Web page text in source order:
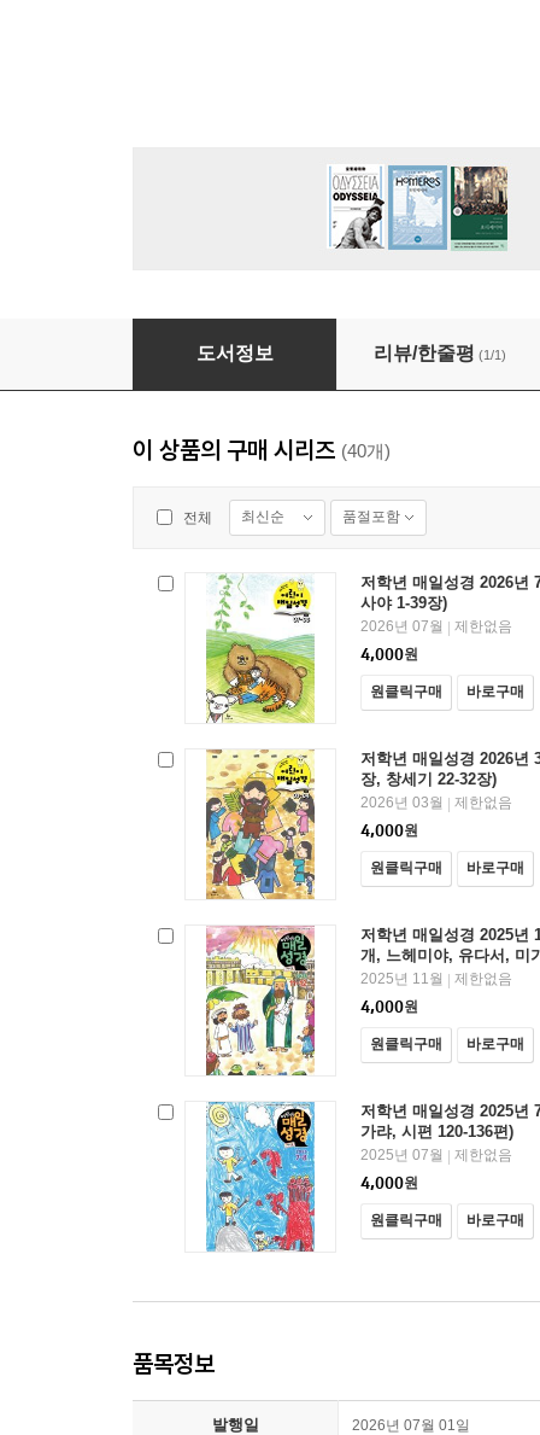
저학년 매일성경 2026년 7-8월호(시편 1-15편,
도서정보 리뷰/한줄평 (1/1)
이 상품의 구매 시리즈 (40개)
전체 최신순 품절포함
저학년 매일성경 2026년
사야 1-39장)
2026년 07월 | 제한없음
4,000원
원클릭구매 바로구매
저학년 매일성경 2026년
장, 창세기 22-32장)
2026년 03월 | 제한없음
4,000원
원클릭구매 바로구매
저학년 매일성경 2025년
개, 느헤미야, 유다서, 미
2025년 11월 | 제한없음
4,000원
원클릭구매 바로구매
저학년 매일성경 2025년
가랴, 시편 120-136편)
2025년 07월 | 제한없음
4,000원
원클릭구매 바로구매
품목정보
발행일 2026년 07월 01일